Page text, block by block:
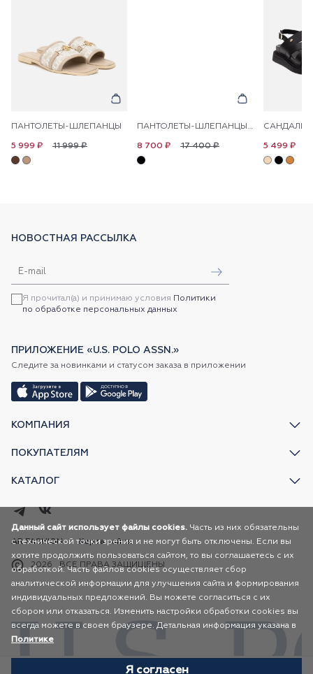
ПАНТОЛЕТЫ-ШЛЕПАНЦЫ
11 999 ₽
5 999 ₽
ПАНТОЛЕТЫ-ШЛЕПАНЦЫ КОЖАНЫЕ
17 400 ₽
8 700 ₽ 5 499 ₽
КОМПАНИЯ
ПОКУПАТЕЛЯМ
КАТАЛОГ
НОВОСТНАЯ РАССЫЛКА
Я прочитал(а) и принимаю условия Политики
по обработке персональных данных
ПРИЛОЖЕНИЕ «U.S. POLO ASSN.»
Следите за новинками и статусом заказа в приложении
2026 ВСЕ ПРАВА ЗАЩИЩЕНЫ
AR FASHION Карта сайта
Данный сайт использует файлы cookies. Часть из них обязательны
с технической точки зрения и не могут быть отключены. Если вы
хотите продолжить пользоваться сайтом, то вы соглашаетесь с их
обработкой. Часть файлов cookies осуществляет сбор
аналитической информации для улучшения сайта и формирования
индивидуальных предложений. Вы можете согласиться с их
сбором или отказаться. Изменить настройки обработки cookies вы
всегда можете в своем браузере. Детальная информация указана в
Политике
Я согласен